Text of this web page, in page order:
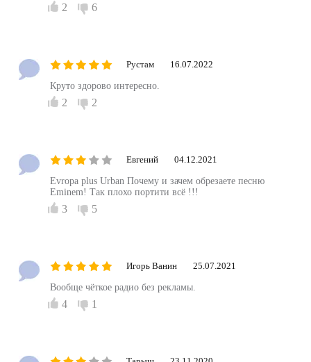
2 6
Рустам 16.07.2022
Круто здорово интересно.
2 2
Евгений 04.12.2021
Evropa plus Urban Почему и зачем обрезаете песню
Eminem! Так плохо портити всё !!!
3 5
Игорь Ванин 25.07.2021
Вообще чёткое радио без рекламы.
4 1